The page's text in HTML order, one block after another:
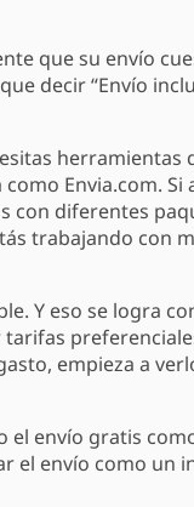
que su envío
decir “Envío
Envia.com. Si
con diferentes
trabajando con
Y eso se logra
empieza a
el envío gratis
el envío como un